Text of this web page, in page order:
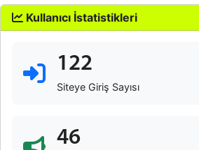
Kullanıcı İstatistikleri
122
Siteye Giriş Sayısı
46